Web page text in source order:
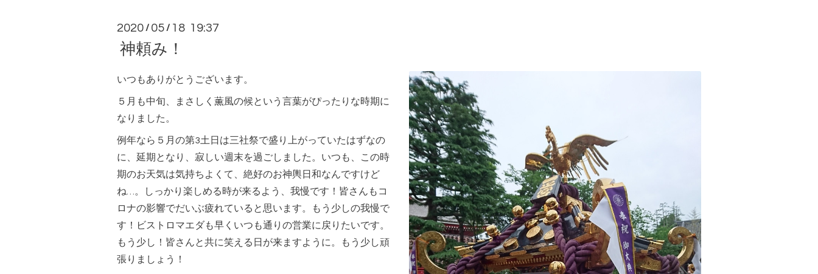
2020 / 05 / 18 19:37
神頼み！
いつもありがとうございます。
５月も中旬、まさしく薫風の候という言葉がぴったりな時期に
なりました。
例年なら５月の第3土日は三社祭で盛り上がっていたはずなの
に、延期となり、寂しい週末を過ごしました。いつも、この時
期のお天気は気持ちよくて、絶好のお神輿日和なんですけど
ね…。しっかり楽しめる時が来るよう、我慢です！皆さんもコ
ロナの影響でだいぶ疲れていると思います。もう少しの我慢で
す！ビストロマエダも早くいつも通りの営業に戻りたいです。
もう少し！皆さんと共に笑える日が来ますように。もう少し頑
張りましょう！